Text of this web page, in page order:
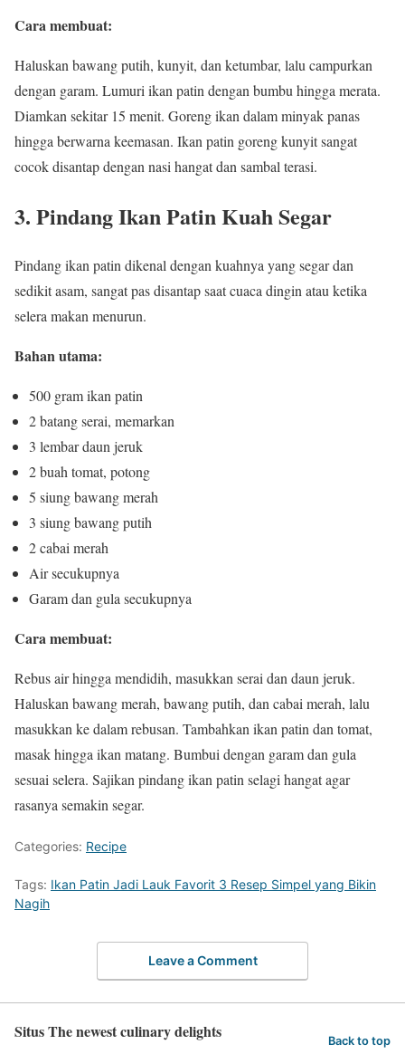
Cara membuat:
Haluskan bawang putih, kunyit, dan ketumbar, lalu campurkan
dengan garam. Lumuri ikan patin dengan bumbu hingga merata.
Diamkan sekitar 15 menit. Goreng ikan dalam minyak panas
hingga berwarna keemasan. Ikan patin goreng kunyit sangat
cocok disantap dengan nasi hangat dan sambal terasi.
3. Pindang Ikan Patin Kuah Segar
Pindang ikan patin dikenal dengan kuahnya yang segar dan
sedikit asam, sangat pas disantap saat cuaca dingin atau ketika
selera makan menurun.
Bahan utama:
500 gram ikan patin
2 batang serai, memarkan
3 lembar daun jeruk
2 buah tomat, potong
5 siung bawang merah
3 siung bawang putih
2 cabai merah
Air secukupnya
Garam dan gula secukupnya
Cara membuat:
Rebus air hingga mendidih, masukkan serai dan daun jeruk.
Haluskan bawang merah, bawang putih, dan cabai merah, lalu
masukkan ke dalam rebusan. Tambahkan ikan patin dan tomat,
masak hingga ikan matang. Bumbui dengan garam dan gula
sesuai selera. Sajikan pindang ikan patin selagi hangat agar
rasanya semakin segar.
Categories: Recipe
Tags: Ikan Patin Jadi Lauk Favorit 3 Resep Simpel yang Bikin
Nagih
Leave a Comment
Situs The newest culinary delights Back to top